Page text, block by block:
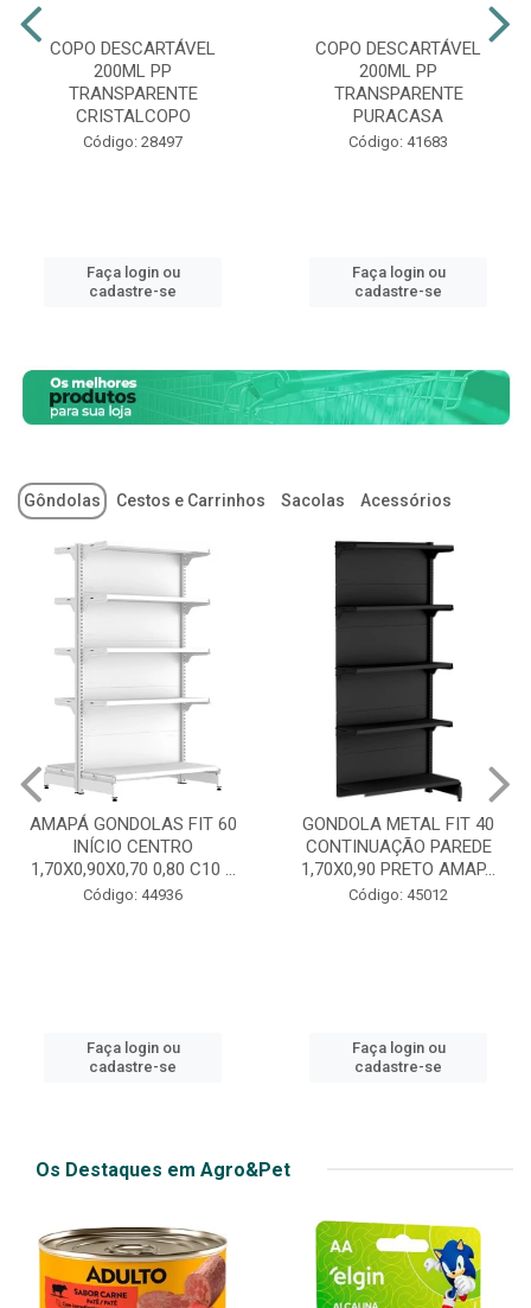
COPO DESCARTÁVEL
200ML PP
TRANSPARENTE
CRISTALCOPO
Código: 28497
Faça login ou
cadastre-se
COPO DESCARTÁVEL
200ML PP
TRANSPARENTE
PURACASA
Código: 41683
Faça login ou
cadastre-se
Gôndolas Cestos e Carrinhos Sacolas Acessórios
GONDOLA METAL FIT 40
CONTINUAÇÃO PAREDE
1,70X0,90 PRETO AMAP...
Código: 45012
Faça login ou
cadastre-se
GONDOLA METAL FIT 40
INICIO CENTRO 1,70X0,90
PRETO AMAPÁ
Código: 45013
cadastre-se
Os Destaques em Agro&Pet